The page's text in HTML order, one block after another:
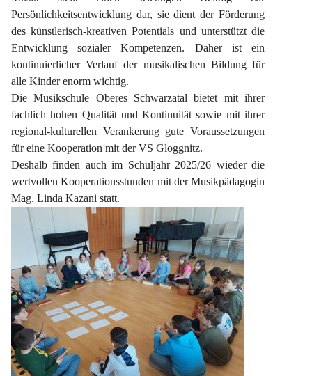
Persönlichkeitsentwicklung dar, sie dient der Förderung
des künstlerisch-kreativen Potentials und unterstützt die
Entwicklung sozialer Kompetenzen. Daher ist ein
kontinuierlicher Verlauf der musikalischen Bildung für
alle Kinder enorm wichtig.
Die Musikschule Oberes Schwarzatal bietet mit ihrer
fachlich hohen Qualität und Kontinuität sowie mit ihrer
regional-kulturellen Verankerung gute Voraussetzungen
für eine Kooperation mit der VS Gloggnitz.
Deshalb finden auch im Schuljahr 2025/26 wieder die
wertvollen Kooperationsstunden mit der Musikpädagogin
Mag. Linda Kazani statt.